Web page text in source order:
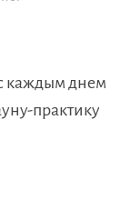
каждым днем
практику